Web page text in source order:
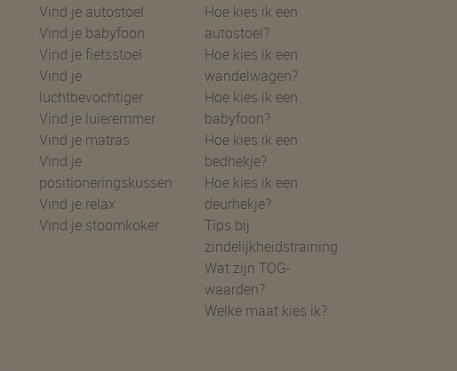
Vind je autostoel
Vind je babyfoon
Vind je fietsstoel
Vind je
luchtbevochtiger
Vind je luieremmer
Vind je matras
Vind je
positioneringskussen
Vind je relax
Vind je stoomkoker
Hoe kies ik een
autostoel?
Hoe kies ik een
wandelwagen?
Hoe kies ik een
babyfoon?
Hoe kies ik een
bedhekje?
Hoe kies ik een
deurhekje?
Tips bij
zindelijkheidstraining
Wat zijn TOG-
waarden?
Welke maat kies ik?